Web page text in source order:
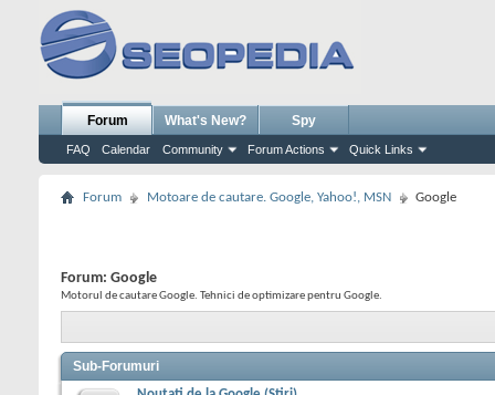
Forum
FAQ Calendar Community Forum Actions Quick Links
What's New? Spy
Forum Motoare de cautare. Google, Yahoo!, MSN Google
Forum: Google
Motorul de cautare Google. Tehnici de optimizare pentru Google.
Sub-Forumuri